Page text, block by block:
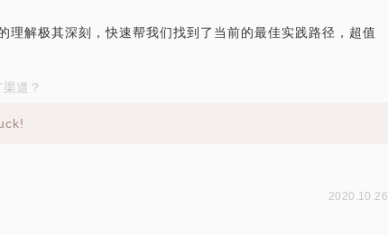
理解极其深刻，快速帮我们找到了当前的最佳实践路径，超值
道？
2020.10.26